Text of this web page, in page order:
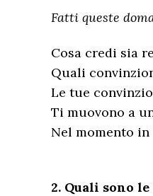
Fatti queste
Cosa credi sia
Quali
Le tue
Ti muovono a
Nel momento
2. Quali sono